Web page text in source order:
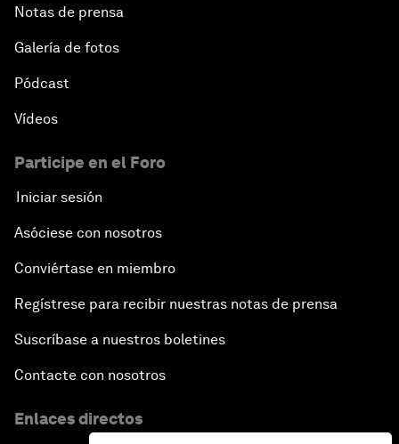
Notas de prensa
Galería de fotos
Pódcast
Vídeos
Participe en el Foro
Iniciar sesión
Asóciese con nosotros
Conviértase en miembro
Regístrese para recibir nuestras notas de prensa
Suscríbase a nuestros boletines
Contacte con nosotros
Enlaces directos